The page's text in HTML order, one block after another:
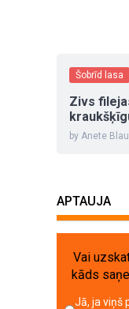
Šobrīd lasa
Zivs
by Anete
APTAUJA
Vai
kāds
Jā, ja viņš